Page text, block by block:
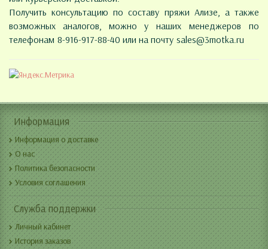
Получить консультацию по составу пряжи Ализе, а также
возможных аналогов, можно у наших менеджеров по
телефонам 8-916-917-88-40 или на почту sales@3motka.ru
Информация
Информация о доставке
О нас
Политика безопасности
Условия соглашения
Служба поддержки
Личный кабинет
История заказов